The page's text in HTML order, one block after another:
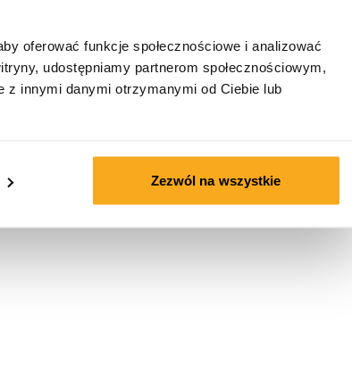
oferować funkcje społecznościowe i analizować
udostępniamy partnerom społecznościowym,
z innymi danymi otrzymanymi od Ciebie lub
Zezwól na wszystkie